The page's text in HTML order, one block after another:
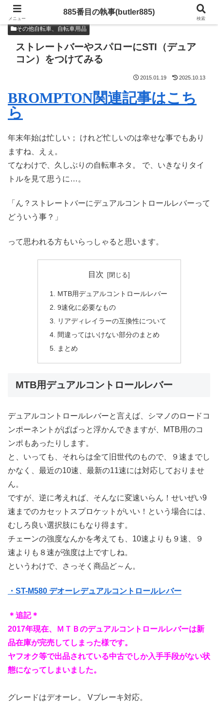
その他自転車、自転車用品
ストレートバーやスパローにSTI（デュア
コン）をつけてみる
2015.01.19 2025.10.13
BROMPTON関連記事はこち
ら
年末年始は忙しい； けれど忙しいのは幸せな事でもあり
ますね、えぇ。
てなわけで、久しぶりの自転車ネタ。 で、いきなりタイ
トルを見て思うに…。
「ん？ストレートバーにデュアルコントロールレバーって
どういう事？」
って思われる方もいらっしゃると思います。
目次
MTB用デュアルコントロールレバー
9速化に必要なもの
リアディレイラーの互換性について
間違ってはいけない部分のまとめ
まとめ
MTB用デュアルコントロールレバー
デュアルコントロールレバーと言えば、シマノのロードコ
ンポーネントがぱぱっと浮かんできますが、MTB用のコ
ンポもあったりします。
と、いっても、それらは全て旧世代のもので、９速までし
かなく、最近の10速、最新の11速には対応しておりませ
ん。
ですが、逆に考えれば、そんなに変速いらん！せいぜい9
速までのカセットスプロケットがいい！という場合には、
むしろ良い選択肢にもなり得ます。
チェーンの強度なんかを考えても、10速よりも９速、９
速よりも８速が強度は上ですしね。
というわけで、さっそく商品ど～ん。
・ST-M580 デオーレデュアルコントロールレバー
＊追記＊
2017年現在、ＭＴＢのデュアルコントロールレバーは新
品在庫が完売してしまった様です。
ヤフオク等で出品されている中古でしか入手手段がない状
態になってしまいました。
グレードはデオーレ。 Vブレーキ対応。
メニュー
885番目の執事(butler885)
検索